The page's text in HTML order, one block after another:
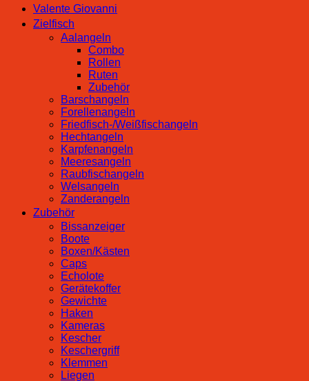
Valente Giovanni
Zielfisch
Aalangeln
Combo
Rollen
Ruten
Zubehör
Barschangeln
Forellenangeln
Friedfisch-/Weißfischangeln
Hechtangeln
Karpfenangeln
Meeresangeln
Raubfischangeln
Welsangeln
Zanderangeln
Zubehör
Bissanzeiger
Boote
Boxen/Kästen
Caps
Echolote
Gerätekoffer
Gewichte
Haken
Kameras
Kescher
Keschergriff
Klemmen
Liegen